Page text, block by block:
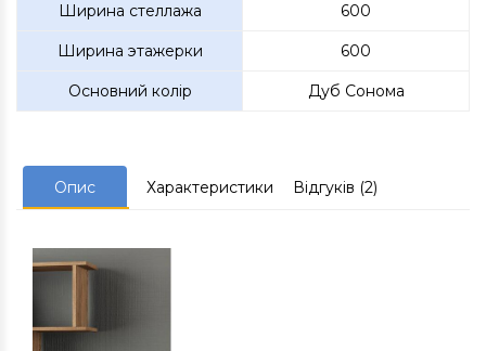
Ширина стеллажа 600
Ширина этажерки 600
Основний колір Дуб Сонома
Опис Характеристики Відгуків (2)